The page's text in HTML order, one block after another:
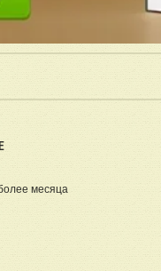
месяца